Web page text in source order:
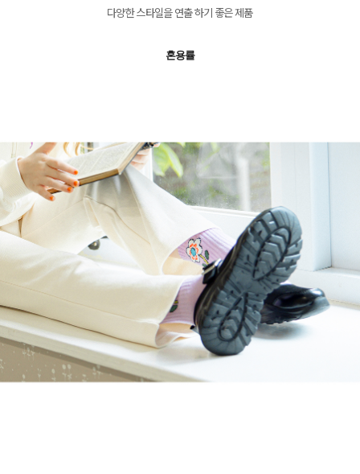
다양한 스타일을 연출 하기 좋은 제품
혼용률